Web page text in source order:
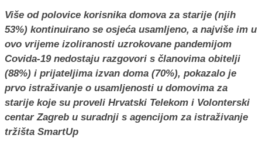
Više od polovice korisnika domova za starije (njih
53%) kontinuirano se osjeća usamljeno, a najviše im u
ovo vrijeme izoliranosti uzrokovane pandemijom
Covida-19 nedostaju razgovori s članovima obitelji
(88%) i prijateljima izvan doma (70%), pokazalo je
prvo istraživanje o usamljenosti u domovima za
starije koje su proveli Hrvatski Telekom i Volonterski
centar Zagreb u suradnji s agencijom za istraživanje
tržišta SmartUp